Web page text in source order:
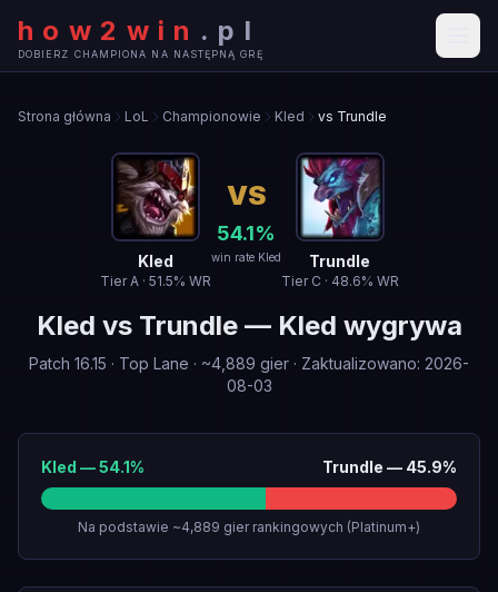
how2win . pl
DOBIERZ CHAMPIONA NA NASTĘPNĄ GRĘ
Strona główna LoL Championowie Kled vs Trundle
Kled
TierA· 51.5% WR
VS
54.1%
win rate Kled Trundle
Tier C · 48.6% WR
Kled vs Trundle— Kled wygrywa
Patch 16.15 · Top Lane · ~4,889 gier · Zaktualizowano: 2026-
08-03
Kled —54.1% Trundle — 45.9%
Na podstawie ~4,889 gier rankingowych (Platinum+)